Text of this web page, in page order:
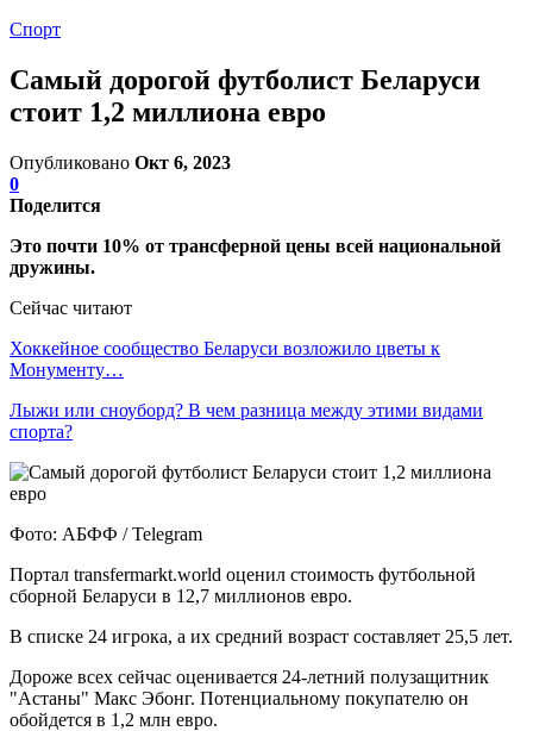
Спорт
Самый дорогой футболист Беларуси
стоит 1,2 миллиона евро
Опубликовано Окт 6, 2023
0
Поделится
Это почти 10% от трансферной цены всей национальной
дружины.
Сейчас читают
Хоккейное сообщество Беларуси возложило цветы к
Монументу…
Лыжи или сноуборд? В чем разница между этими видами
спорта?
Фото: АБФФ / Telegram
Портал transfermarkt.world оценил стоимость футбольной
сборной Беларуси в 12,7 миллионов евро.
В списке 24 игрока, а их средний возраст составляет 25,5 лет.
Дороже всех сейчас оценивается 24-летний полузащитник
"Астаны" Макс Эбонг. Потенциальному покупателю он
обойдется в 1,2 млн евро.